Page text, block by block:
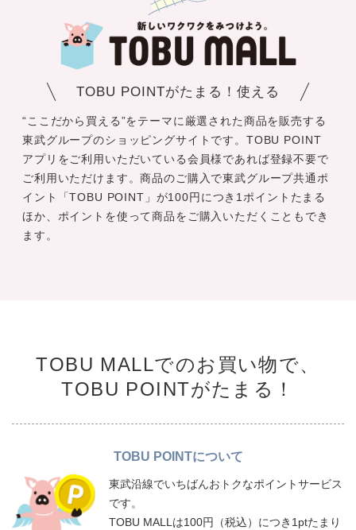
TOBU POINTがたまる！使える
“ここだから買える”をテーマに厳選された商品を販売する
東武グループのショッピングサイトです。TOBU POINT
アプリをご利用いただいている会員様であれば登録不要で
ご利用いただけます。商品のご購入で東武グループ共通ポ
イント「TOBU POINT」が100円につき1ポイントたまる
ほか、ポイントを使って商品をご購入いただくこともでき
ます。
TOBU MALLでのお買い物で、
TOBU POINTがたまる！
TOBU POINTについて
東武沿線でいちばんおトクなポイントサービス
です。
TOBU MALLは100円（税込）につき1ptたまり